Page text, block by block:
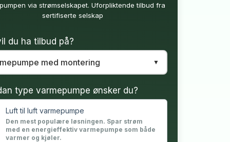
via strømselskapet. Uforpliktende tilbud fra
sertifiserte selskap
du ha tilbud på?
type varmepumpe ønsker du?
Luft til luft varmepumpe
Den mest populære løsningen. Spar strøm
med en energieffektiv varmepumpe som både
varmer og kjøler.